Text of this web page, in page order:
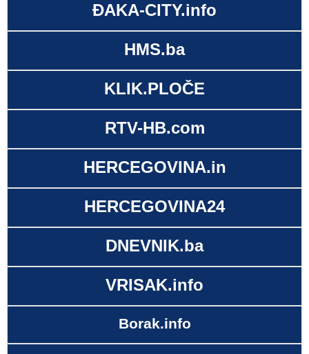
ĐAKA-CITY.info
HMS.ba
KLIK.PLOČE
RTV-HB.com
HERCEGOVINA.in
HERCEGOVINA24
DNEVNIK.ba
VRISAK.info
Borak.info